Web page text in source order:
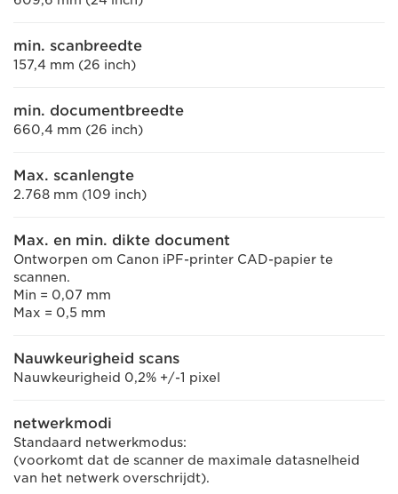
min. scanbreedte
157,4 mm (26 inch)
min. documentbreedte
660,4 mm (26 inch)
Max. scanlengte
2.768 mm (109 inch)
Max. en min. dikte document
Ontworpen om Canon iPF-printer CAD-papier te
scannen.
Min = 0,07 mm
Max = 0,5 mm
Nauwkeurigheid scans
Nauwkeurigheid 0,2% +/-1 pixel
netwerkmodi
Standaard netwerkmodus:
(voorkomt dat de scanner de maximale datasnelheid
van het netwerk overschrijdt).